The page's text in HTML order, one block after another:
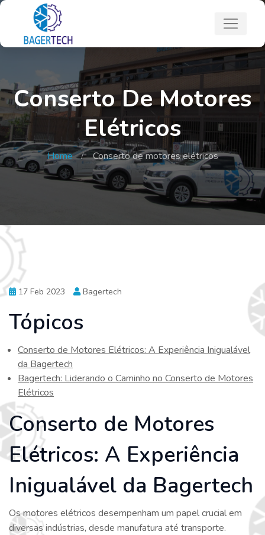
Conserto De Motores
Elétricos
Home Conserto de motores elétricos
17 Feb 2023 Bagertech
Tópicos
Conserto de Motores Elétricos: A Experiência Inigualável
da Bagertech
Bagertech: Liderando o Caminho no Conserto de Motores
Elétricos
Conserto de Motores
Elétricos: A Experiência
Inigualável da Bagertech
Os motores elétricos desempenham um papel crucial em
diversas indústrias, desde manufatura até transporte.